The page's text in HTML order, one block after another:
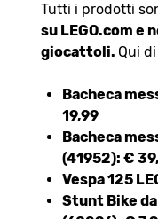
Tutti i prodotti
su LEGO.com e
giocattoli. Qui
Bacheca
19,99
Bacheca
(41952): €
Vespa 125
Stunt Bike